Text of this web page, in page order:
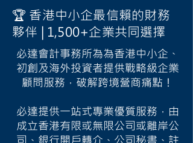
🏆 香港中小企最信賴的財務
夥伴 | 1,500+企業共同選擇
必達會計事務所為為香港中小企、
初創及海外投資者提供戰略級企業
顧問服務，破解跨境營商痛點！
必達提供一站式專業優質服務，由
成立香港有限或無限公司或離岸公
司、銀行開戶轉介、公司秘書、註